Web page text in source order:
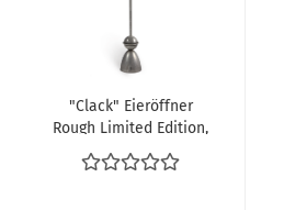
"Clack" Eieröffner
Rough Limited Edition,
Eichenholzkugel
geschwärzt